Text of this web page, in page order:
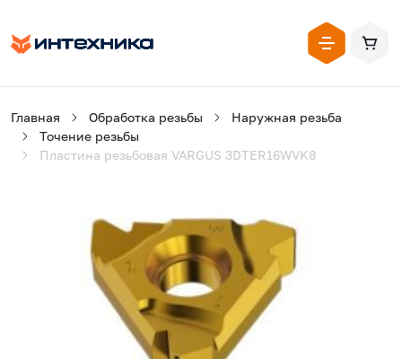
Главная Обработка резьбы
Наружная резьба
Точение резьбы
Пластина резьбовая VARGUS 3DTER16WVK8